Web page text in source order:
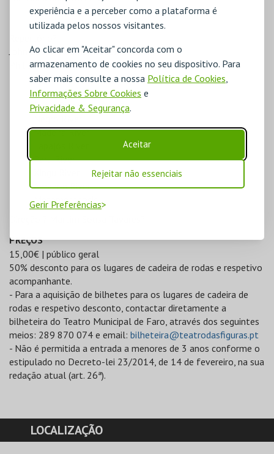
experiência e a perceber como a plataforma é
utilizada pelos nossos visitantes.
Ao clicar em "Aceitar" concorda com o
armazenamento de cookies no seu dispositivo. Para
saber mais consulte a nossa Política de Cookies,
Informações Sobre Cookies e
Privacidade & Segurança.
Aceitar
Rejeitar não essenciais
Gerir Preferências
John Luther Adams,?Become River?
Philip?Glass,?Águas da Amazónia?
Tiquié River
Japurá River
Purus River
Madeira River
Paru River
Amazon River
Metamorphosis
PREÇOS
15,00€ | público geral
50% desconto para os lugares de cadeira de rodas e respetivo
acompanhante.
- Para a aquisição de bilhetes para os lugares de cadeira de
rodas e respetivo desconto, contactar diretamente a
bilheteira do Teatro Municipal de Faro, através dos seguintes
meios: 289 870 074 e email: bilheteira@teatrodasfiguras.pt
- Não é permitida a entrada a menores de 3 anos conforme o
estipulado no Decreto-lei 23/2014, de 14 de fevereiro, na sua
redação atual (art. 26ª).
LOCALIZAÇÃO